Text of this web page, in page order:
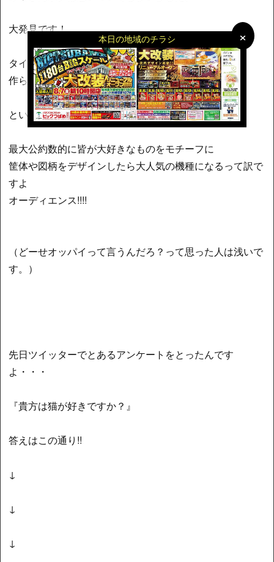
×
×
本日の地域のチラシ
大発見です！
タイアップ機種って人気の作品やアニメをモチーフに
作られるわけじゃないですか!?
ということはですよ？
最大公約数的に皆が大好きなものをモチーフに
筐体や図柄をデザインしたら大人気の機種になるって訳で
すよ
オーディエンス!!!!
（どーせオッパイって言うんだろ？って思った人は浅いで
す。）
先日ツイッターでとあるアンケートをとったんです
よ・・・
『貴方は猫が好きですか？』
答えはこの通り!!
↓
↓
↓